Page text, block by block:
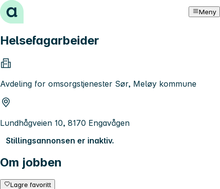
Hopp til innhold Meny
Helsefagarbeider
Avdeling for omsorgstjenester Sør, Meløy kommune
Lundhågveien 10, 8170 Engavågen
Stillingsannonsen er inaktiv.
Om jobben
Lagre favoritt